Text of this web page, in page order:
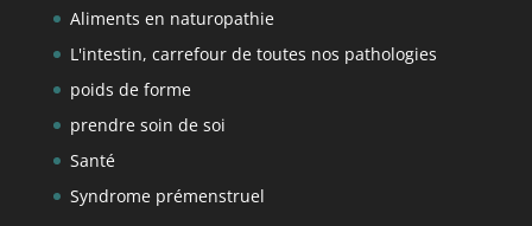
Aliments en naturopathie
L'intestin, carrefour de toutes nos pathologies
poids de forme
prendre soin de soi
Santé
Syndrome prémenstruel